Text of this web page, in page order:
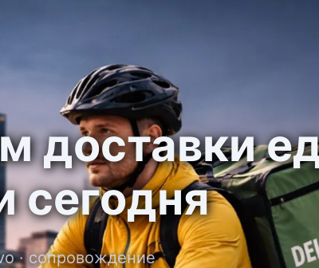
доставки
сегодня
· сопровождение